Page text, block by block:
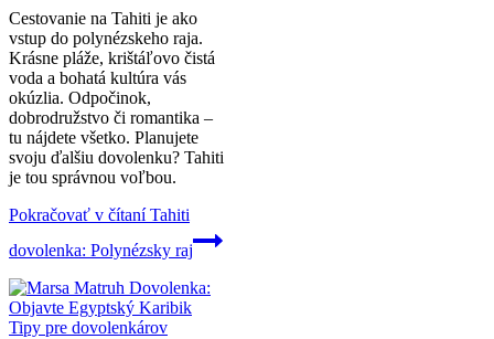
Cestovanie na Tahiti je ako
vstup do polynézskeho raja.
Krásne pláže, krištáľovo čistá
voda a bohatá kultúra vás
okúzlia. Odpočinok,
dobrodružstvo či romantika –
tu nájdete všetko. Planujete
svoju ďalšiu dovolenku? Tahiti
je tou správnou voľbou.
Pokračovať v čítaníTahiti
dovolenka: Polynézsky raj
Tipy pre dovolenkárov